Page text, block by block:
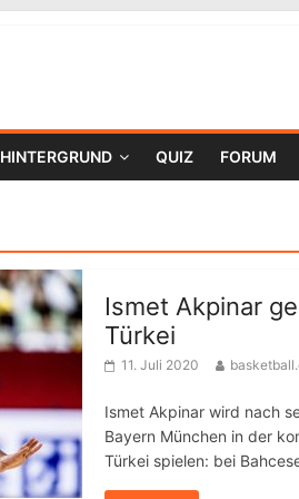
HINTERGRUND QUIZ FORUM
Ismet Akpinar
Türkei
11. Juli 2020
Ismet Akpinar wird nach
Bayern München in der
Türkei spielen: bei